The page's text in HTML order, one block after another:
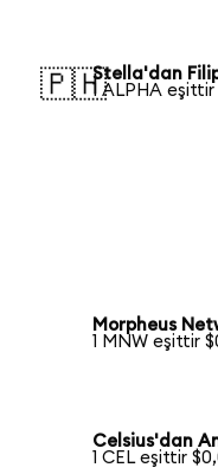
🇵🇭Stella'dan
1 ALPHA
Morpheus
1 MNW eşittir
Celsius'dan
1 CEL eşittir